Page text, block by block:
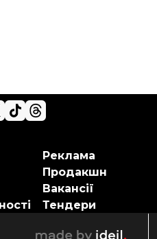
Реклама
Продакшн
Вакансії
Тендери
ideil